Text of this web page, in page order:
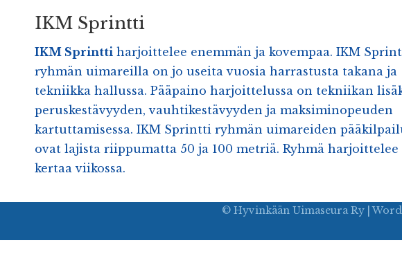
IKM Sprintti
IKM Sprintti harjoittelee enemmän ja kovempaa. IKM
ryhmän uimareilla on jo useita vuosia harrastusta takana ja
tekniikka hallussa. Pääpaino harjoittelussa on tekniikan
peruskestävyyden, vauhtikestävyyden ja maksiminopeuden
kartuttamisessa. IKM Sprintti ryhmän uimareiden
ovat lajista riippumatta 50 ja 100 metriä. Ryhmä harjoittelee
kertaa viikossa.
© Hyvinkään Uimaseura Ry |